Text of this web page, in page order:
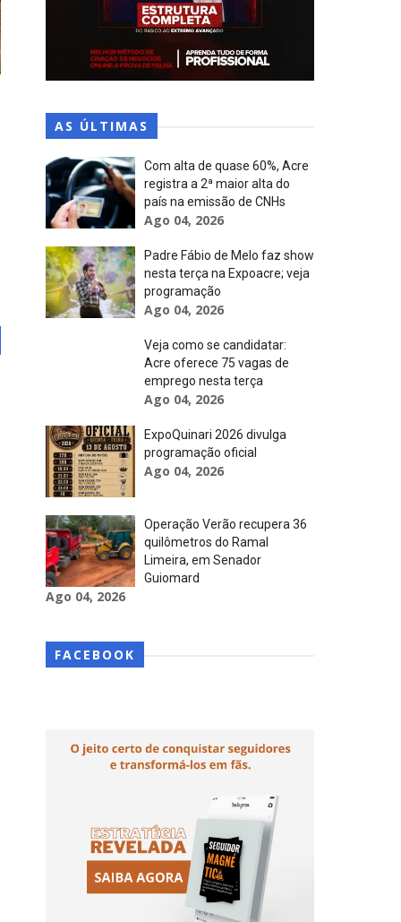
AS ÚLTIMAS
Com alta de quase 60%, Acre
registra a 2ª maior alta do
país na emissão de CNHs
Ago 04, 2026
Padre Fábio de Melo faz show
nesta terça na Expoacre; veja
programação
Ago 04, 2026
Veja como se candidatar:
Acre oferece 75 vagas de
emprego nesta terça
Ago 04, 2026
ExpoQuinari 2026 divulga
programação oficial
Ago 04, 2026
Operação Verão recupera 36
quilômetros do Ramal
Limeira, em Senador
Guiomard
Ago 04, 2026
FACEBOOK